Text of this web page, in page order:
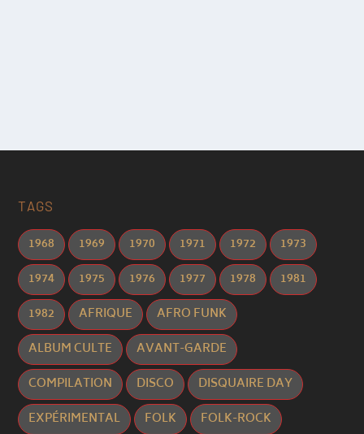
TAGS
1968 1969 1970 1971 1972
1973
1974
1975 1976 1977 1978
1981
1982
AFRIQUE
AFRO FUNK
ALBUM CULTE
AVANT-GARDE
COMPILATION
DISCO
DISQUAIRE DAY
EXPÉRIMENTAL
FOLK
FOLK-ROCK